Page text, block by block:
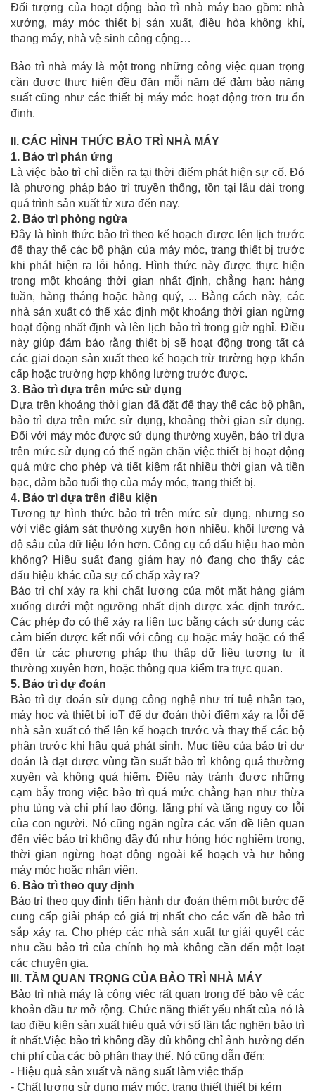
Đối tượng của hoạt động bảo trì nhà máy bao gồm: nhà
xưởng, máy móc thiết bị sản xuất, điều hòa không khí,
thang máy, nhà vệ sinh công cộng…
Bảo trì nhà máylà một trong những công việc quan trọng
cần được thực hiện đều đặn mỗi năm để đảm bảo năng
suất cũng như các thiết bị máy móc hoạt động trơn tru ổn
định.
II. CÁC HÌNH THỨC BẢO TRÌ NHÀ MÁY
1. Bảo trì phản ứng
Là việc bảo trì chỉ diễn ra tại thời điểm phát hiện sự cố. Đó
là phương pháp bảo trì truyền thống, tồn tại lâu dài trong
quá trình sản xuất từ xưa đến nay.
2. Bảo trì phòng ngừa
Đây là hình thức bảo trì theo kế hoạch được lên lịch trước
để thay thế các bộ phận của máy móc, trang thiết bị trước
khi phát hiện ra lỗi hỏng. Hình thức này được thực hiện
trong một khoảng thời gian nhất định, chẳng hạn: hàng
tuần, hàng tháng hoặc hàng quý, ... Bằng cách này, các
nhà sản xuất có thể xác định một khoảng thời gian ngừng
hoạt động nhất định và lên lịch bảo trì trong giờ nghỉ. Điều
này giúp đảm bảo rằng thiết bị sẽ hoạt động trong tất cả
các giai đoạn sản xuất theo kế hoạch trừ trường hợp khẩn
cấp hoặc trường hợp không lường trước được.
3. Bảo trì dựa trên mức sử dụng
Dựa trên khoảng thời gian đã đặt để thay thế các bộ phận,
bảo trì dựa trên mức sử dụng, khoảng thời gian sử dụng.
Đối với máy móc được sử dụng thường xuyên, bảo trì dựa
trên mức sử dụng có thế ngăn chặn việc thiết bị hoạt động
quá mức cho phép và tiết kiệm rất nhiều thời gian và tiền
bạc, đảm bảo tuổi thọ của máy móc, trang thiết bị.
4. Bảo trì dựa trên điều kiện
Tương tự hình thức bảo trì trên mức sử dụng, nhưng so
với việc giám sát thường xuyên hơn nhiều, khối lượng và
độ sâu của dữ liệu lớn hơn. Công cụ có dấu hiệu hao mòn
không? Hiệu suất đang giảm hay nó đang cho thấy các
dấu hiệu khác của sự cố chấp xảy ra?
Bảo trì chỉ xảy ra khi chất lượng của một mặt hàng giảm
xuống dưới một ngưỡng nhất định được xác định trước.
Các phép đo có thể xảy ra liên tục bằng cách sử dụng các
cảm biến được kết nối với công cụ hoặc máy hoặc có thể
đến từ các phương pháp thu thập dữ liệu tương tự ít
thường xuyên hơn, hoặc thông qua kiểm tra trực quan.
5. Bảo trì dự đoán
Bảo trì dự đoán sử dụng công nghệ như trí tuệ nhân tạo,
máy học và thiết bị ioT để dự đoán thời điểm xảy ra lỗi để
nhà sản xuất có thể lên kế hoạch trước và thay thế các bộ
phận trước khi hậu quả phát sinh. Mục tiêu của bảo trì dự
đoán là đạt được vùng tần suất bảo trì không quá thường
xuyên và không quá hiếm. Điều này tránh được những
cạm bẫy trong việc bảo trì quá mức chẳng hạn như thừa
phụ tùng và chi phí lao động, lãng phí và tăng nguy cơ lỗi
của con người. Nó cũng ngăn ngừa các vấn đề liên quan
đến việc bảo trì không đầy đủ như hỏng hóc nghiêm trọng,
thời gian ngừng hoạt động ngoài kế hoạch và hư hỏng
máy móc hoặc nhân viên.
6. Bảo trì theo quy định
Bảo trì theo quy định tiến hành dự đoán thêm một bước để
cung cấp giải pháp có giá trị nhất cho các vấn đề bảo trì
sắp xảy ra. Cho phép các nhà sản xuất tự giải quyết các
nhu cầu bảo trì của chính họ mà không cần đến một loạt
các chuyên gia.
III. TẦM QUAN TRỌNG CỦA BẢO TRÌ NHÀ MÁY
Bảo trì nhà máy là công việc rất quan trọng để bảo vệ các
khoản đầu tư mở rộng. Chức năng thiết yếu nhất của nó là
tạo điều kiện sản xuất hiệu quả với số lần tắc nghẽn bảo trì
ít nhất.Việc bảo trì không đầy đủ không chỉ ảnh hưởng đến
chi phí của các bộ phận thay thế. Nó cũng dẫn đến:
- Hiệu quả sản xuất và năng suất làm việc thấp
- Chất lượng sử dụng máy móc, trang thiết thiết bị kém